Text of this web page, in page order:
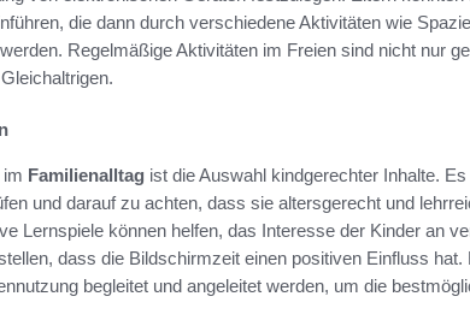
die dann durch verschiedene Aktivitäten wie
Regelmäßige Aktivitäten im Freien sind nicht nur
Familienalltag ist die Auswahl kindgerechter Inhalte.
und darauf zu achten, dass sie altersgerecht und
Lernspiele können helfen, das Interesse der Kinder an
dass die Bildschirmzeit einen positiven Einfluss hat.
begleitet und angeleitet werden, um die